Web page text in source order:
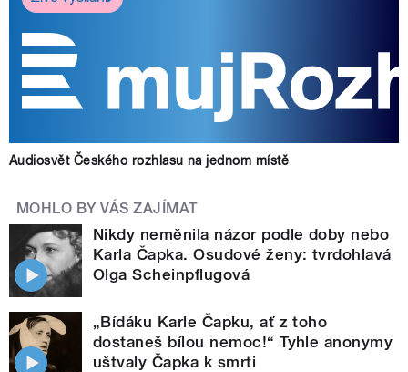
Audiosvět Českého rozhlasu na jednom místě
MOHLO BY VÁS ZAJÍMAT
Nikdy neměnila názor podle doby nebo
Karla Čapka. Osudové ženy: tvrdohlavá
Olga Scheinpflugová
„Bídáku Karle Čapku, ať z toho
dostaneš bílou nemoc!“ Tyhle anonymy
uštvaly Čapka k smrti